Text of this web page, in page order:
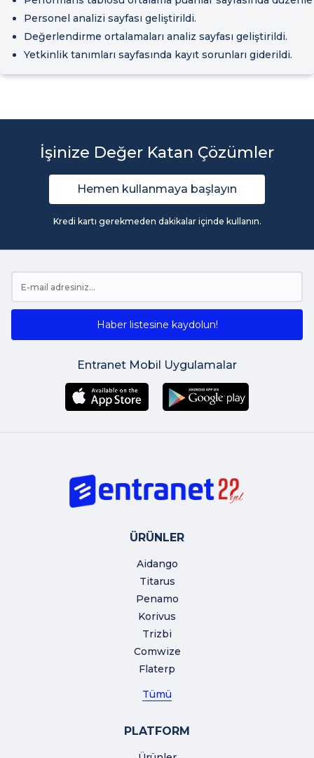
Personel analizi sayfası geliştirildi.
Değerlendirme ortalamaları analiz sayfası geliştirildi.
Yetkinlik tanımları sayfasında kayıt sorunları giderildi.
İşinize Değer Katan Çözümler
Hemen kullanmaya başlayın
Kredi kartı gerekmeden dakikalar içinde kullanın.
Haber listesine kaydolun!
Entranet Mobil Uygulamalar
ÜRÜNLER
Aidango
Titarus
Penamo
Korivus
Trizbi
Comwize
Flaterp
Tümü
PLATFORM